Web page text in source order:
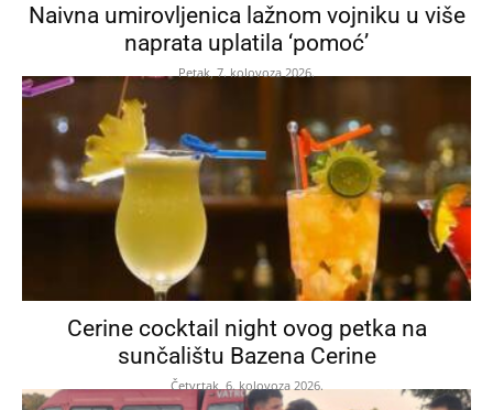
Naivna umirovljenica lažnom vojniku u više
naprata uplatila ‘pomoć’
Petak, 7. kolovoza 2026.
Cerine cocktail night ovog petka na
sunčalištu Bazena Cerine
Četvrtak, 6. kolovoza 2026.